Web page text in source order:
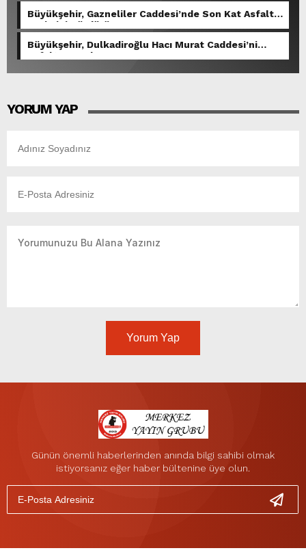
Büyükşehir, Gazneliler Caddesi’nde Son Kat Asfalt
Serimini Sürdürüyor.
Büyükşehir, Dulkadiroğlu Hacı Murat Caddesi’ni
Asfalta Hazırlıyor.
YORUM YAP
Yorum Yap
Günün önemli haberlerinden anında bilgi sahibi olmak
istiyorsanız eğer haber bültenine üye olun.